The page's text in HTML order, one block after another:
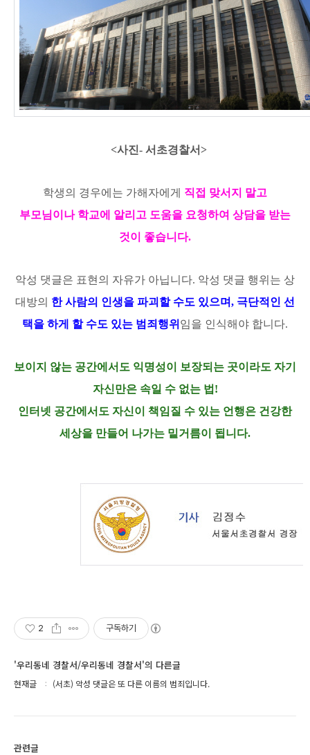
<사진- 서초경찰서>
학생의 경우에는 가해자에게 직접 맞서지 말고
부모님이나 학교에 알리고 도움을 요청하여 상담을 받는
것이 좋습니다.
악성 댓글은 표현의 자유가 아닙니다. 악성 댓글 행위는 상
대방의 한 사람의 인생을 파괴할 수도 있으며, 극단적인 선
택을 하게 할 수도 있는 범죄행위 임을 인식해야 합니다.
보이지 않는 공간에서도 익명성이 보장되는 곳이라도 자기
자신만은 속일 수 없는 법!
인터넷 공간에서도 자신이 책임질 수 있는 언행은 건강한
세상을 만들어 나가는 밑거름이 됩니다.
2 구독하기
'우리동네 경찰서/우리동네 경찰서'의 다른글
현재글 (서초) 악성 댓글은 또 다른 이름의 범죄입니다.
관련글